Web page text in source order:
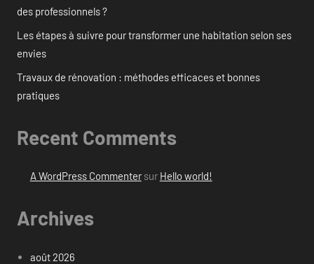
des professionnels ?
Les étapes à suivre pour transformer une habitation selon ses
envies
Travaux de rénovation : méthodes efficaces et bonnes
pratiques
Recent Comments
A WordPress Commentersur Hello world!
Archives
août 2026